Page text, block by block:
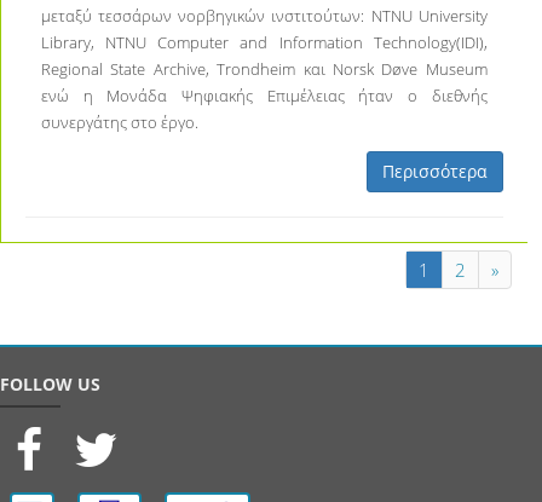
μεταξύ τεσσάρων νορβηγικών ινστιτούτων: NTNU University
Library, NTNU Computer and Information Technology(IDI),
Regional State Archive, Trondheim και Norsk Døve Museum
ενώ η Μονάδα Ψηφιακής Επιμέλειας ήταν ο διεθνής
συνεργάτης στο έργο.
Περισσότερα
1 2 »
FOLLOW US